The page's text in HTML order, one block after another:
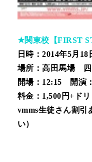
★関東校【FIRST
日時：2014年5月18
場所：高田馬場 四
開場： 12:15 開演：
料金： 1,500 円+ ド
vmms生徒さん割引
い）